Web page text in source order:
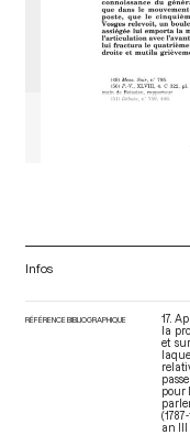
Infos
RÉFÉRENCE BIBLIOGRAPHIQUE
17.
la
et
pour
an III